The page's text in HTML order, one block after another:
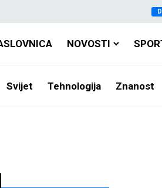
NOVOSTI
Svijet Tehnologija Znanost